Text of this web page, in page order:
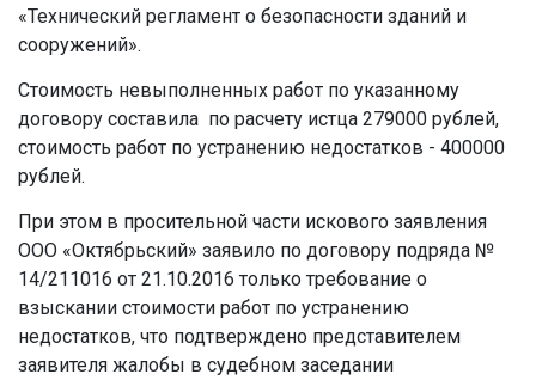
«Технический регламент о безопасности зданий и
сооружений».
Стоимость невыполненных работ по указанному
договору составила по расчету истца 279000 рублей,
стоимость работ по устранению недостатков - 400000
рублей.
При этом в просительной части искового заявления
ООО «Октябрьский» заявило по договору подряда №
14/211016 от 21.10.2016 только требование о
взыскании стоимости работ по устранению
недостатков, что подтверждено представителем
заявителя жалобы в судебном заседании